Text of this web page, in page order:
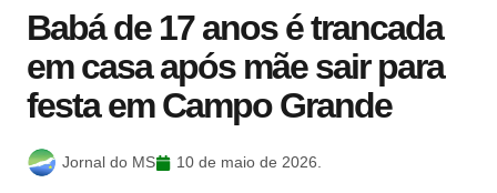
Babá de 17 anos é trancada
em casa após mãe sair para
festa em Campo Grande
Jornal do MS 10 de maio de 2026.